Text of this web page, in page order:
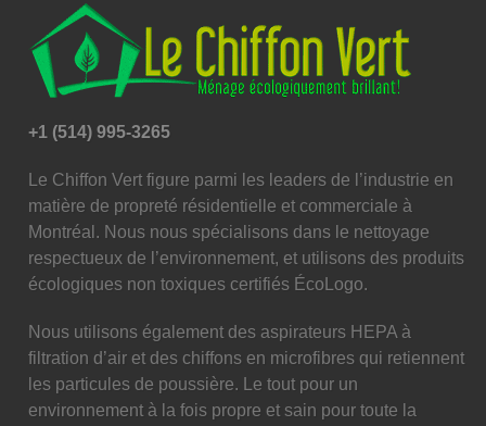
+1 (514) 995-3265
Le Chiffon Vert figure parmi les leaders de l’industrie en
matière de propreté résidentielle et commerciale à
Montréal. Nous nous spécialisons dans le nettoyage
respectueux de l’environnement, et utilisons des produits
écologiques non toxiques certifiés ÉcoLogo.
Nous utilisons également des aspirateurs HEPA à
filtration d’air et des chiffons en microfibres qui retiennent
les particules de poussière. Le tout pour un
environnement à la fois propre et sain pour toute la